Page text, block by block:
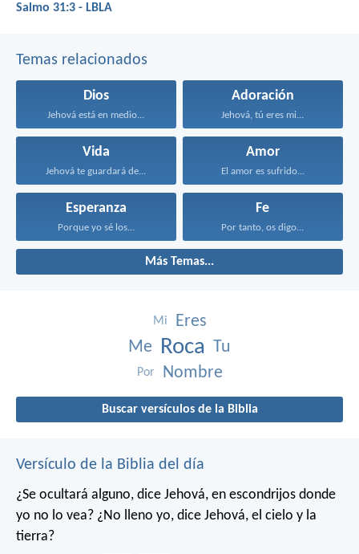
Salmo 31:3 - LBLA
Temas relacionados
Dios
Jehová está en medio...
Adoración
Jehová, tú eres mi...
Vida
Jehová te guardará de...
Amor
El amor es sufrido...
Esperanza
Porque yo sé los...
Fe
Por tanto, os digo...
Más Temas...
Mi
Eres
Me Roca Tu
Por Nombre
Buscar versículos de la Biblia
Versículo de la Biblia del día
¿Se ocultará alguno, dice Jehová, en escondrijos donde
yo no lo vea? ¿No lleno yo, dice Jehová, el cielo y la
tierra?